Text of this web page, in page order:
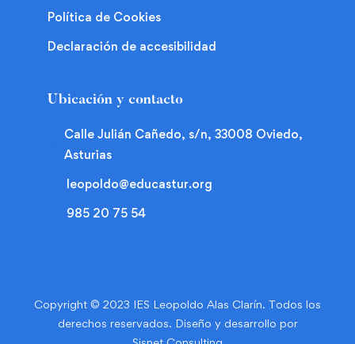
Política de Cookies
Declaración de accesibilidad
Ubicación y contacto
Calle Julián Cañedo, s/n, 33008 Oviedo,
Asturias
leopoldo@educastur.org
985 20 75 54
Copyright © 2023 IES Leopoldo Alas Clarín. Todos los
derechos reservados. Diseño y desarrollo por